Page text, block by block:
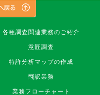
各種調査関連業務のご紹介
意匠調査
特許分析マップの作成
翻訳業務
業務フローチャート